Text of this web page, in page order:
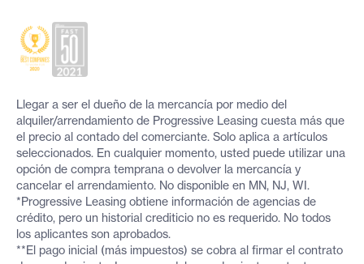
Llegar a ser el dueño de la mercancía por medio del
alquiler/arrendamiento de Progressive Leasing cuesta más que
el precio al contado del comerciante. Solo aplica a artículos
seleccionados. En cualquier momento, usted puede utilizar una
opción de compra temprana o devolver la mercancía y
cancelar el arrendamiento. No disponible en MN, NJ, WI.
*Progressive Leasing obtiene información de agencias de
crédito, pero un historial crediticio no es requerido. No todos
los aplicantes son aprobados.
**El pago inicial (más impuestos) se cobra al firmar el contrato